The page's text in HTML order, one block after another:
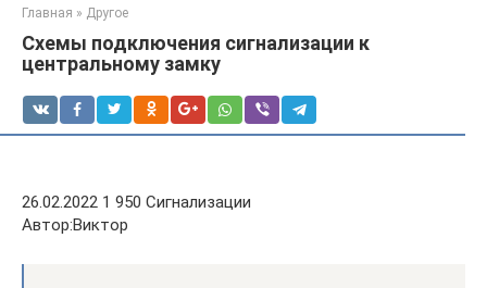
Главная » Другое
Схемы подключения сигнализации к
центральному замку
26.02.2022 1 950 Сигнализации
Автор:Виктор